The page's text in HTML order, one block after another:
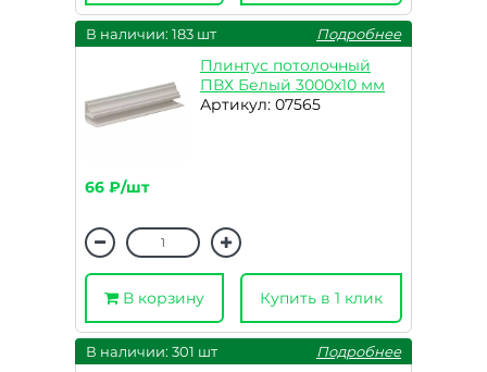
В наличии: 183 шт Подробнее
Плинтус потолочный
ПВХ Белый 3000х10 мм
Артикул: 07565
66 ₽/шт
В корзину Купить в 1 клик
В наличии: 301 шт Подробнее